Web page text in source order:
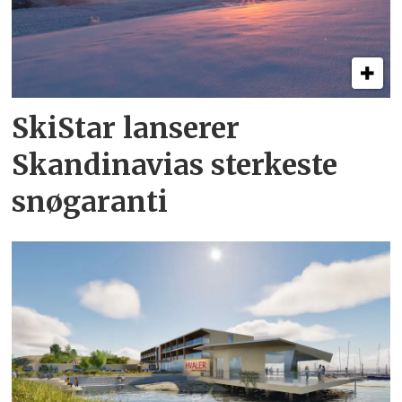
SkiStar lanserer
Skandinavias sterkeste
snøgaranti